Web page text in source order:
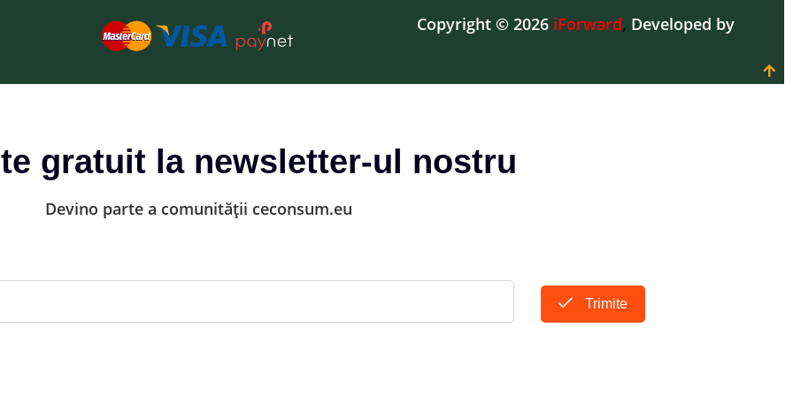
Copyright © 2026 iForward, Developed by
gratuit la newsletter-ul nostru
Devino parte a comunității ceconsum.eu
Trimite